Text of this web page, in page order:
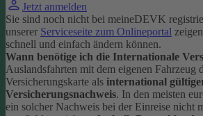
Jetzt anmelden
Sie sind noch nicht bei meineDEVK
unserer Serviceseite zum Onlineportal
schnell und einfach ändern können.
Wann benötige ich die Internationale
Auslandsfahrten mit dem eigenen Fahrzeug
Versicherungskarte als international
Versicherungsnachweis. In den meisten
ein solcher Nachweis bei der Einreise nicht